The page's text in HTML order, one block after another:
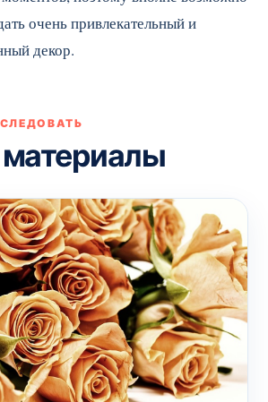
очень привлекательный и
декор.